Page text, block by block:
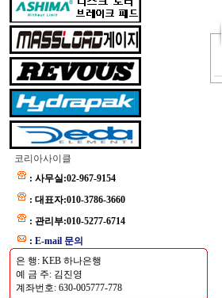
코리아사이클
: 사무실:02-967-9154
: 대표자:010-3786-3660
: 관리부:010-5277-6714
: E-mail 문의
은 행: KEB 하나은행
예 금 주: 김진영
계좌번호: 630-005777-778